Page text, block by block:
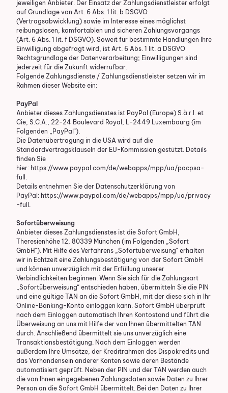
jeweiligen Anbieter. Der Einsatz der Zahlungsdienstleister erfolgt
auf Grundlage von Art. 6 Abs. 1 lit. b DSGVO
(Vertragsabwicklung) sowie im Interesse eines möglichst
reibungslosen, komfortablen und sicheren Zahlungsvorgangs
(Art. 6 Abs. 1 lit. f DSGVO). Soweit für bestimmte Handlungen Ihre
Einwilligung abgefragt wird, ist Art. 6 Abs. 1 lit. a DSGVO
Rechtsgrundlage der Datenverarbeitung; Einwilligungen sind
jederzeit für die Zukunft widerrufbar.
Folgende Zahlungsdienste / Zahlungsdienstleister setzen wir im
Rahmen dieser Website ein:
PayPal
Anbieter dieses Zahlungsdienstes ist PayPal (Europe) S.à.r.l. et
Cie, S.C.A., 22-24 Boulevard Royal, L-2449 Luxembourg (im
Folgenden „PayPal“).
Die Datenübertragung in die USA wird auf die
Standardvertragsklauseln der EU-Kommission gestützt. Details
finden Sie
hier: https://www.paypal.com/de/webapps/mpp/ua/pocpsa-
full .
Details entnehmen Sie der Datenschutzerklärung von
PayPal: https://www.paypal.com/de/webapps/mpp/ua/privacy
-full .
Sofort­überweisung
Anbieter dieses Zahlungsdienstes ist die Sofort GmbH,
Theresienhöhe 12, 80339 München (im Folgenden „Sofort
GmbH“). Mit Hilfe des Verfahrens „Sofortüberweisung“ erhalten
wir in Echtzeit eine Zahlungsbestätigung von der Sofort GmbH
und können unverzüglich mit der Erfüllung unserer
Verbindlichkeiten beginnen. Wenn Sie sich für die Zahlungsart
„Sofortüberweisung“ entschieden haben, übermitteln Sie die PIN
und eine gültige TAN an die Sofort GmbH, mit der diese sich in Ihr
Online-Banking-Konto einloggen kann. Sofort GmbH überprüft
nach dem Einloggen automatisch Ihren Kontostand und führt die
Überweisung an uns mit Hilfe der von Ihnen übermittelten TAN
durch. Anschließend übermittelt sie uns unverzüglich eine
Transaktionsbestätigung. Nach dem Einloggen werden
außerdem Ihre Umsätze, der Kreditrahmen des Dispokredits und
das Vorhandensein anderer Konten sowie deren Bestände
automatisiert geprüft. Neben der PIN und der TAN werden auch
die von Ihnen eingegebenen Zahlungsdaten sowie Daten zu Ihrer
Person an die Sofort GmbH übermittelt. Bei den Daten zu Ihrer